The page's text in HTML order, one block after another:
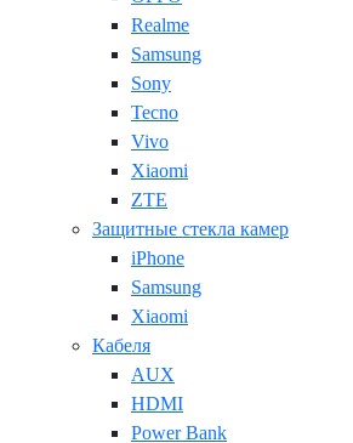
Realme
Samsung
Sony
Tecno
Vivo
Xiaomi
ZTE
Защитные стекла камер
iPhone
Samsung
Xiaomi
Кабеля
AUX
HDMI
Power Bank